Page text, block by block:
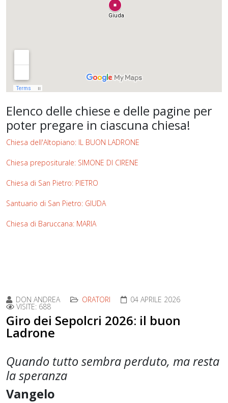
Elenco delle chiese e delle pagine per
poter pregare in ciascuna chiesa!
Chiesa dell'Altopiano: IL BUON LADRONE
Chiesa prepositurale: SIMONE DI CIRENE
Chiesa di San Pietro: PIETRO
Santuario di San Pietro: GIUDA
Chiesa di Baruccana: MARIA
DON ANDREA ORATORI 04 APRILE 2026
VISITE: 688
Giro dei Sepolcri 2026: il buon
Ladrone
Quando tutto sembra perduto, ma resta
la speranza
Vangelo